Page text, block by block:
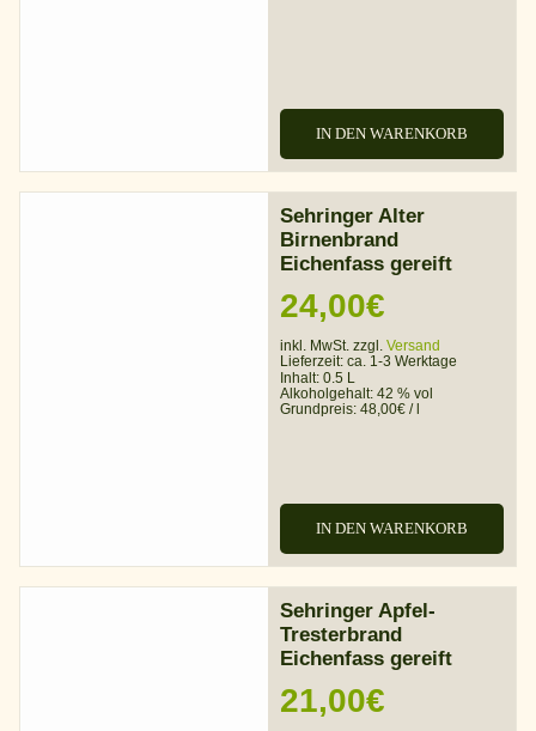
IN DEN WARENKORB
Sehringer Alter
Birnenbrand
Eichenfass gereift
24,00€
inkl. MwSt. zzgl. Versand
Lieferzeit: ca. 1-3 Werktage
Inhalt: 0.5 L
Alkoholgehalt: 42 % vol
Grundpreis: 48,00€ /l
IN DEN WARENKORB
Sehringer Apfel-
Tresterbrand
Eichenfass gereift
21,00€